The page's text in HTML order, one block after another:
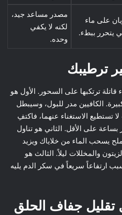
على ماء
يتحرر ببطء.
مصدر مساعد جيد،
لكنه لا يكفي
وحده.
ترطيبك
ترتكبها على السحور. الأول هو
الكافيين مدر للبول، وسيبطل
تستطيع الاستغناء عنهما، فاكتفِ
على الأقل. الثاني هو تناول
يسحب الماء من خلاياك ويزيد
والمخللات ليلاً. الثالث هو
ارتفاعاً سريعاً في سكر الدم يليه
تقليل جفاف الحلق